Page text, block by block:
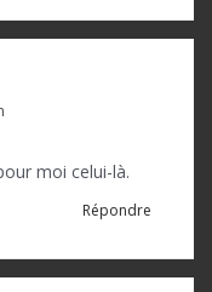
moi celui-là.
Répondre